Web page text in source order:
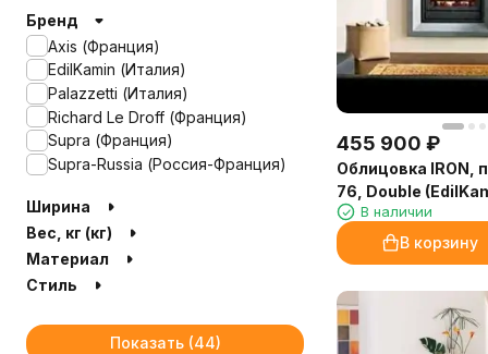
455 900 ₽
Облицовка IRON,
76, Double
В наличии
В корзину
36
4
4.5
4.8
49
5
50
6
61
65
7
74
Бренд
Axis (Франция)
EdilKamin (Италия)
Palazzetti (Италия)
Richard Le Droff (Франция)
Supra (Франция)
Supra-Russia (Россия-Франция)
Ширина
Вес, кг (кг)
Материал
Стиль
Показать